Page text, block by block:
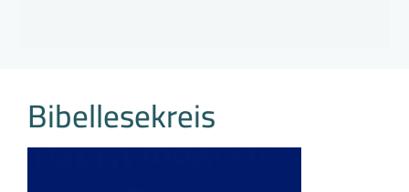
Bibellesekreis